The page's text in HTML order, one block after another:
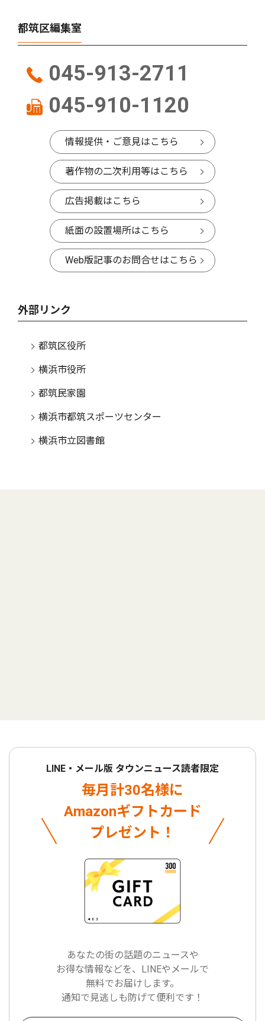
都筑区編集室
045-913-2711
045-910-1120
情報提供・ご意見はこちら
著作物の二次利用等はこちら
広告掲載はこちら
紙面の設置場所はこちら
Web版記事のお問合せはこちら
外部リンク
都筑区役所
横浜市役所
都筑民家園
横浜市都筑スポーツセンター
横浜市立図書館
LINE・メール版 タウンニュース読者限定
毎月計30名様に
Amazonギフトカード
プレゼント！
あなたの街の話題のニュースや
お得な情報などを、LINEやメールで
無料でお届けします。
通知で見逃しも防げて便利です！